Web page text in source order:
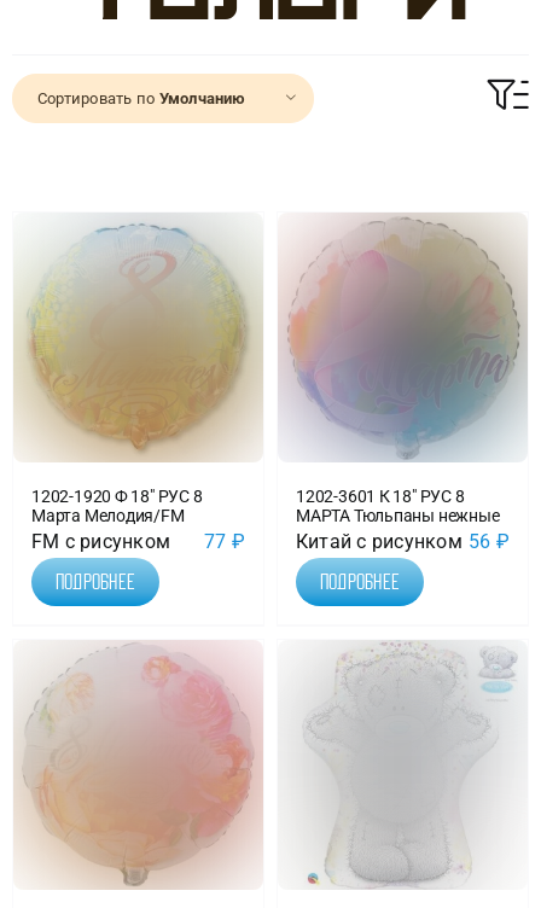
Отзывы
Контакты
Политика конфиденциальности
Сортировать по Умолчанию
1202-1920 Ф 18″ РУС 8
Марта Мелодия/FM
FM с рисунком 77 ₽
Подробнее
1202-3601 К 18″ РУС 8
МАРТА Тюльпаны нежные
Китай с рисунком 56 ₽
Подробнее